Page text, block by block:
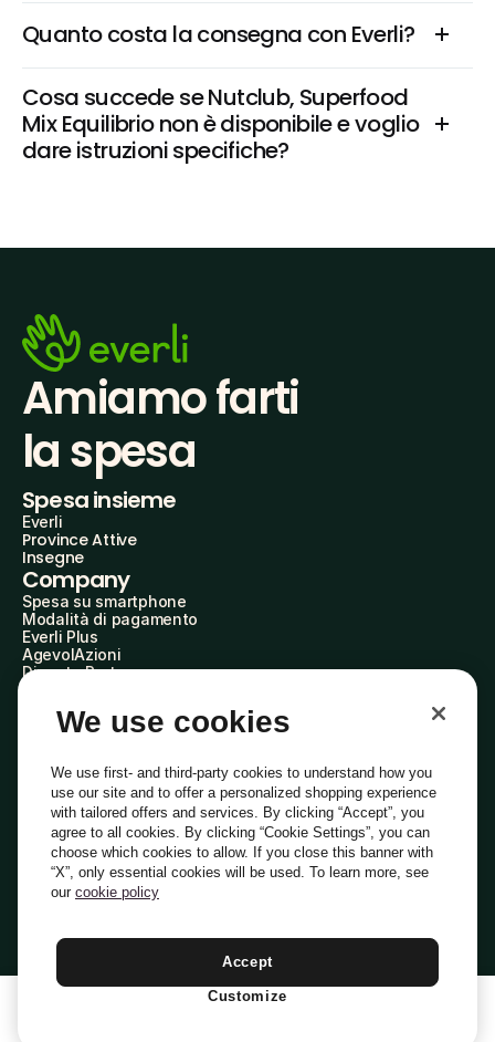
Quanto costa la consegna con Everli?
Cosa succede se Nutclub, Superfood
Mix Equilibrio non è disponibile e voglio
dare istruzioni specifiche?
Amiamo farti
la spesa
Spesa insieme
Everli
Province Attive
Insegne
Company
Spesa su smartphone
Modalità di pagamento
Everli Plus
AgevolAzioni
Diventa Partner
Everli Shoppers
About Us
Everli News
Domande frequenti
Lavora con noi
Diventa Shopper
Investitori
PrivacyCookiePreferenze Cookie
Termini e CondizioniCodice Etico
Indirizzo PEC: everli@pec.it - indirizzo DPO: dpo@everli.com
Italiano
We use cookies
We use first- and third-party cookies to understand how you
use our site and to offer a personalized shopping experience
with tailored offers and services. By clicking “Accept”, you
agree to all cookies. By clicking “Cookie Settings”, you can
choose which cookies to allow. If you close this banner with
“X”, only essential cookies will be used. To learn more, see
our cookie policy
Accept
Customize